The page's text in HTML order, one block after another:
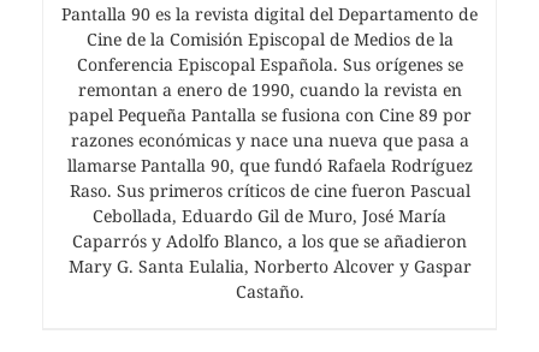
Pantalla 90 es la revista digital del Departamento de
Cine de la Comisión Episcopal de Medios de la
Conferencia Episcopal Española. Sus orígenes se
remontan a enero de 1990, cuando la revista en
papel Pequeña Pantalla se fusiona con Cine 89 por
razones económicas y nace una nueva que pasa a
llamarse Pantalla 90, que fundó Rafaela Rodríguez
Raso. Sus primeros críticos de cine fueron Pascual
Cebollada, Eduardo Gil de Muro, José María
Caparrós y Adolfo Blanco, a los que se añadieron
Mary G. Santa Eulalia, Norberto Alcover y Gaspar
Castaño.